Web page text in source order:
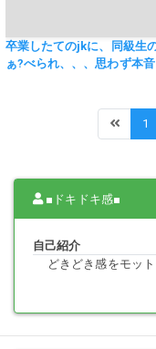
卒業したてのjkに、同級生
ぁ?べられ、、、思わず本音
1
■ドキドキ感■
自己紹介
どきどき感をモッ